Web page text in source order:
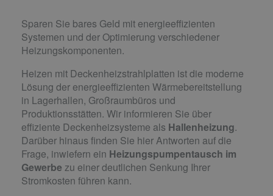
Sparen Sie bares Geld mit energieeffizienten
Systemen und der Optimierung verschiedener
Heizungs­komponenten.
Heizen mit Deckenheizstrahlplatten ist die moderne
Lösung der energieeffizienten Wärmebereitstellung
in Lagerhallen, Großraumbüros und
Produktionsstätten. Wir informieren Sie über
effiziente Deckenheizsysteme als Hallenheizung.
Darüber hinaus finden Sie hier Antworten auf die
Frage, inwiefern ein Heizungspumpentausch im
Gewerbe zu einer deutlichen Senkung Ihrer
Stromkosten führen kann.